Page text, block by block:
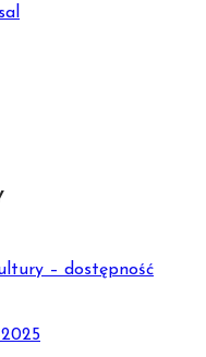
– dostępność